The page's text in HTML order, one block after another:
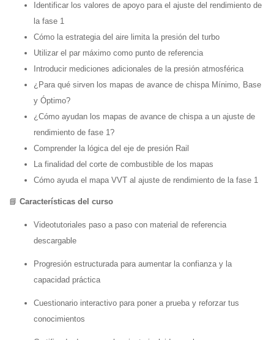
Identificar los valores de apoyo para el ajuste del rendimiento de
la fase 1
Cómo la estrategia del aire limita la presión del turbo
Utilizar el par máximo como punto de referencia
Introducir mediciones adicionales de la presión atmosférica
¿Para qué sirven los mapas de avance de chispa Mínimo, Base
y Óptimo?
¿Cómo ayudan los mapas de avance de chispa a un ajuste de
rendimiento de fase 1?
Comprender la lógica del eje de presión Rail
La finalidad del corte de combustible de los mapas
Cómo ayuda el mapa VVT al ajuste de rendimiento de la fase 1
📘 Características del curso
Videotutoriales paso a paso con material de referencia
descargable
Progresión estructurada para aumentar la confianza y la
capacidad práctica
Cuestionario interactivo para poner a prueba y reforzar tus
conocimientos